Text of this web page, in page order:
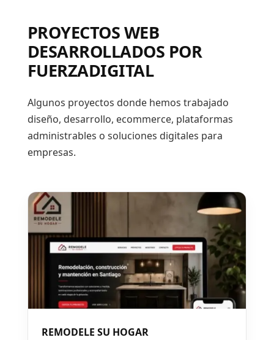
PROYECTOS WEB
DESARROLLADOS POR
FUERZADIGITAL
Algunos proyectos donde hemos trabajado
diseño, desarrollo, ecommerce, plataformas
administrables o soluciones digitales para
empresas.
REMODELE SU HOGAR